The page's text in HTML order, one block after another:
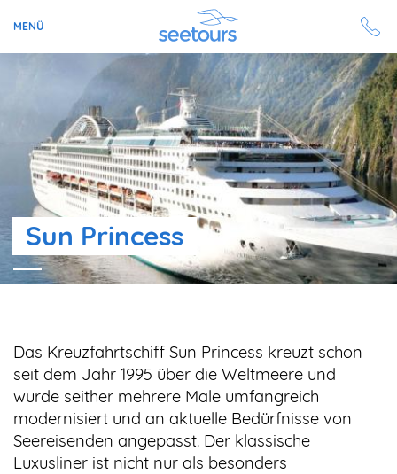
MENÜ
Ziele
Ratgeber
Schiffe
Reisesuche
Angebote
Aktuell auf seetours
Sun Princess
Das Kreuzfahrtschiff Sun Princess kreuzt schon
seit dem Jahr 1995 über die Weltmeere und
wurde seither mehrere Male umfangreich
modernisiert und an aktuelle Bedürfnisse von
Seereisenden angepasst. Der klassische
Luxusliner ist nicht nur als besonders